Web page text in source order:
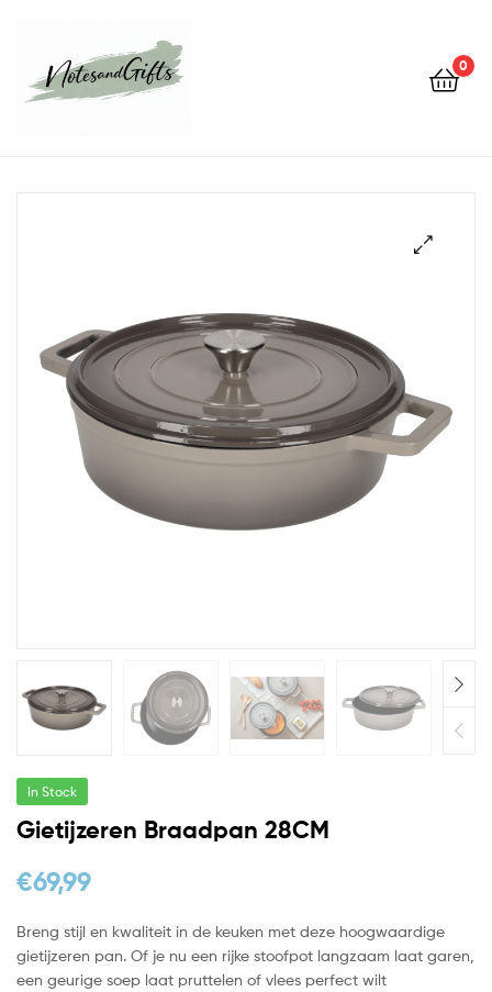
0
In Stock
Gietijzeren Braadpan 28CM
€69,99
Breng stijl en kwaliteit in de keuken met deze hoogwaardige
gietijzeren pan. Of je nu een rijke stoofpot langzaam laat garen,
een geurige soep laat pruttelen of vlees perfect wilt